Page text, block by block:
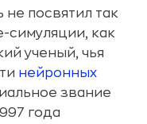
посвятил так
симуляции, как
ученый, чья
нейронных
звание
года